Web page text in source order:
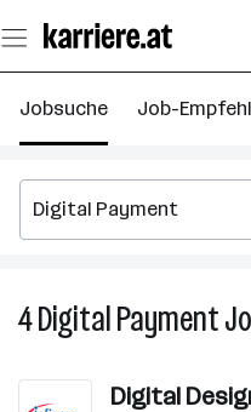
Seiteninhalt
springen
Jobsuche Job-
4Digital Payment
Digital